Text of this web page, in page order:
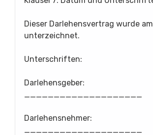
Dieser Darlehensvertrag wurde
unterzeichnet.
Unterschriften:
Darlehensgeber:
Darlehensnehmer: